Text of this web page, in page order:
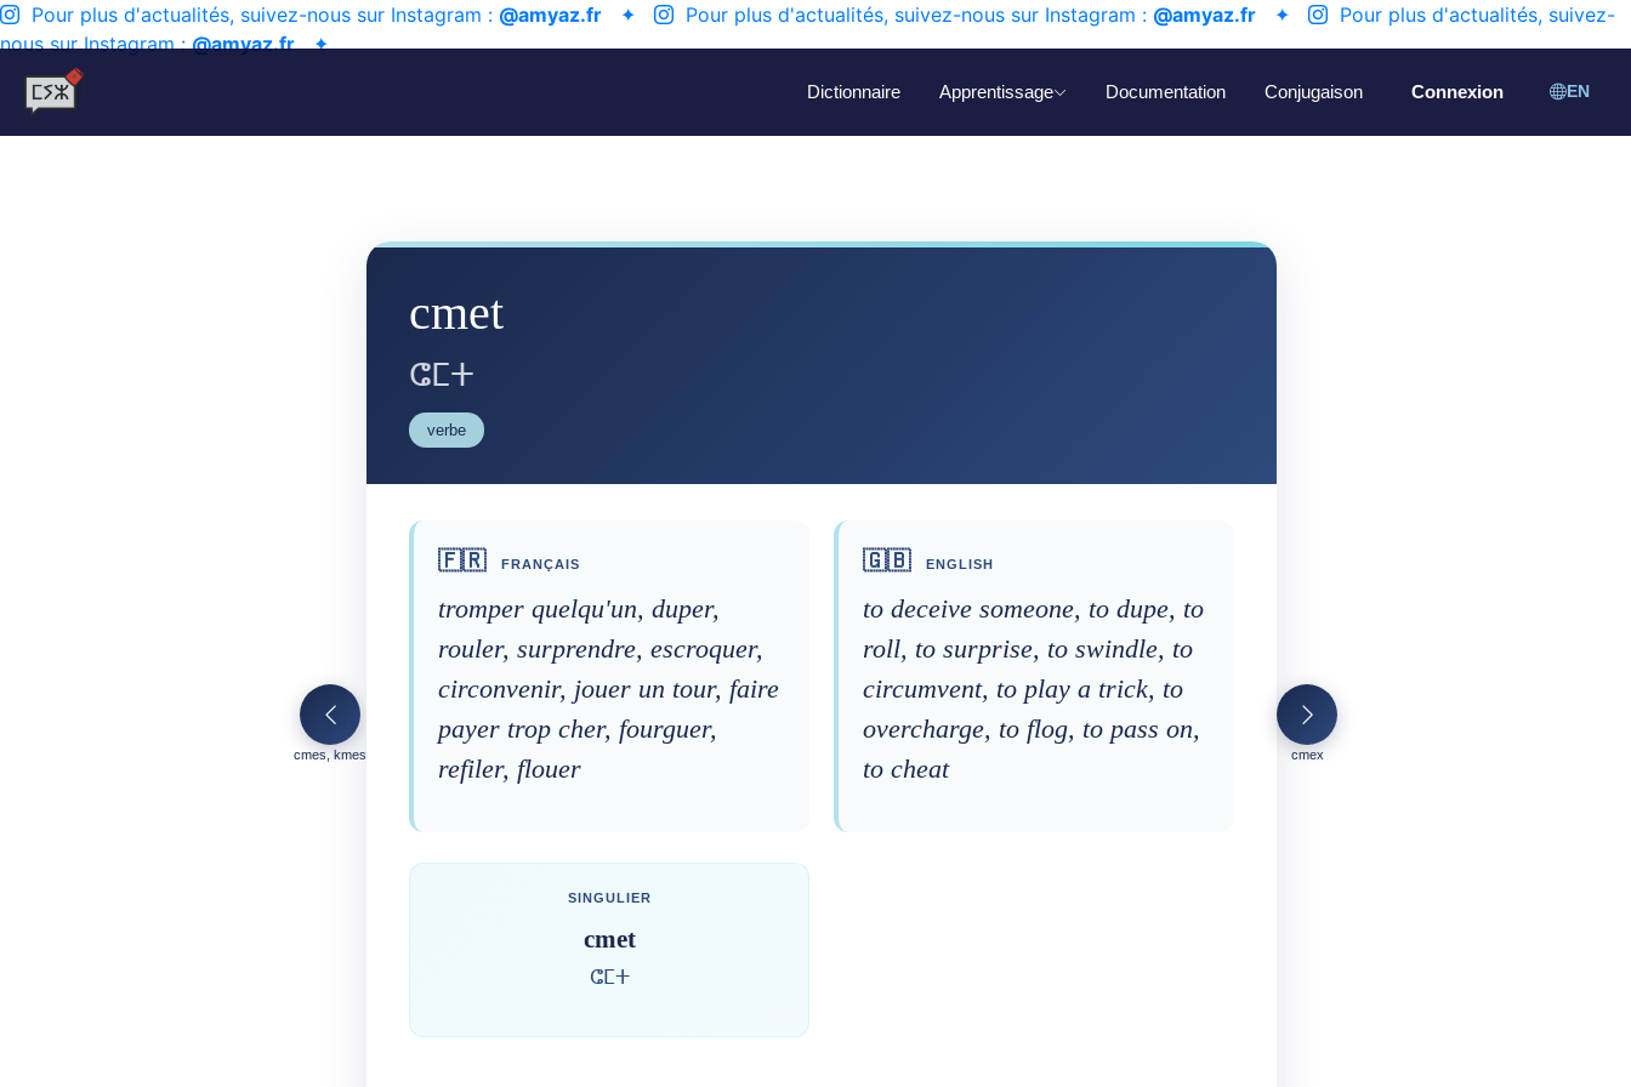
Pour plus d'actualités, suivez-nous sur Instagram : @amyaz.fr ✦ Pour plus d'actualités, suivez-nous sur Instagram : @amyaz.fr ✦
Pour plus d'actualités, suivez-
nous sur Instagram :@amyaz.fr✦
Dictionnaire Apprentissage Documentation Conjugaison Connexion EN
cmes, kmes
cmet
ⵛⵎⵜ
verbe
🇫🇷 FRANÇAIS
tromper quelqu'un, duper,
rouler, surprendre, escroquer,
circonvenir, jouer un tour, faire
payer trop cher, fourguer,
refiler, flouer
🇬🇧 ENGLISH
to deceive someone, to dupe, to
roll, to surprise, to swindle, to
circumvent, to play a trick, to
overcharge, to flog, to pass on,
to cheat
SINGULIER
cmet
ⵛⵎⵜ
cmex